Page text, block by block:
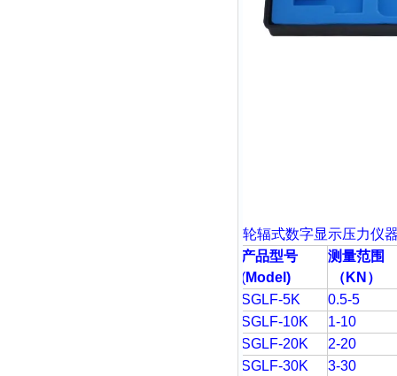
轮辐式数字显示压力仪
产品型号
(Model)
测量范围
（ KN ）
SGLF-5K
0.5-5
SGLF-10K
1-10
SGLF-20K
2-20
SGLF-30K
3-30